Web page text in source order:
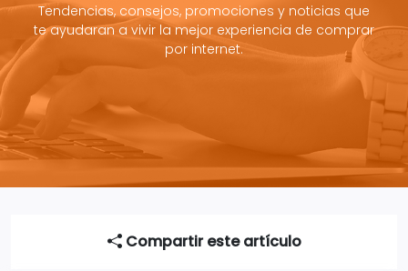
Tendencias, consejos, promociones y noticias que
te ayudaran a vivir la mejor experiencia de comprar
por internet.
Compartir este artículo